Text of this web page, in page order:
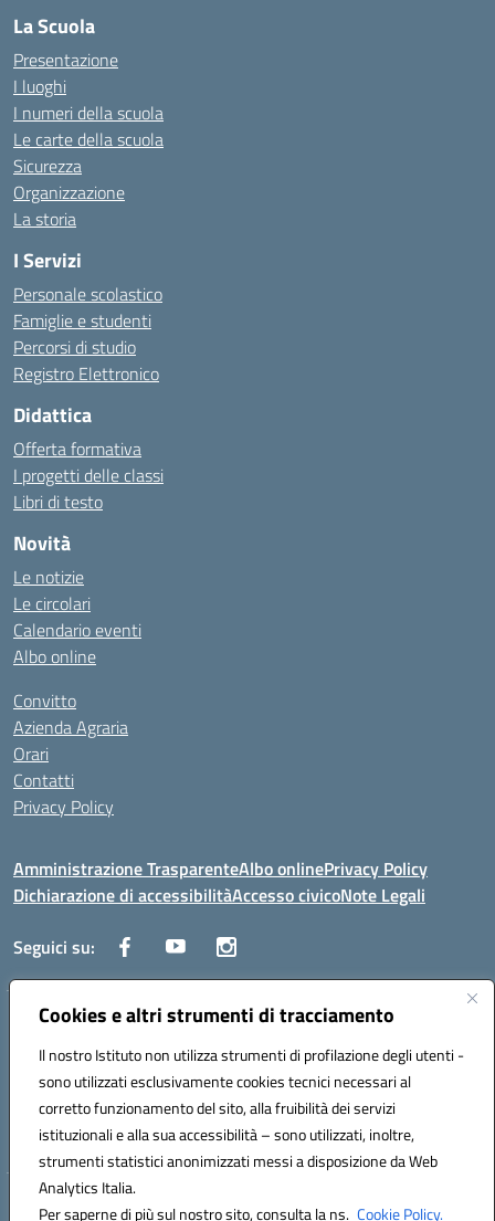
Cookies e altri strumenti di tracciamento
Il nostro Istituto non utilizza strumenti di profilazione degli utenti -
sono utilizzati esclusivamente cookies tecnici necessari al
corretto funzionamento del sito, alla fruibilità dei servizi
istituzionali e alla sua accessibilità – sono utilizzati, inoltre,
strumenti statistici anonimizzati messi a disposizione da Web
Analytics Italia.
Per saperne di più sul nostro sito, consulta la ns. Cookie Policy.
La Scuola
Presentazione
I luoghi
I numeri della scuola
Le carte della scuola
Sicurezza
Organizzazione
La storia
I Servizi
Personale scolastico
Famiglie e studenti
Percorsi di studio
Registro Elettronico
Didattica
Offerta formativa
I progetti delle classi
Libri di testo
Novità
Le notizie
Le circolari
Calendario eventi
Albo online
Convitto
Azienda Agraria
Orari
Contatti
Privacy Policy
Amministrazione TrasparenteAlbo onlinePrivacy Policy
Dichiarazione di accessibilitàAccesso civicoNote Legali
Seguici su:
Via dei Cappuccini, 5 - 60044 Fabriano (AN) - Tel. 0732 3373 - 0732
3573 - Mail: anis01700P@istruzione.it - PEC:
anis01700P@pec.istruzione.it
Codice meccanografico: ANIS01700P - Codice iPA: istsc_ANIS01700P -
C.F. 81002710424 - Codice univoco fatturazione elettronica (CUF):
UFBMDS
Hosting & Powered by 3D Solution S.r.l.